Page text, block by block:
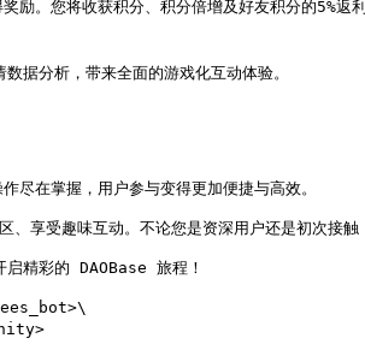
。您将收获积分、积分倍增及好友积分的5%返
据分析，带来全面的游戏化互动体验。
在掌握，用户参与变得更加便捷与高效。
受趣味互动。不论您是资深用户还是初次接
精彩的 DAOBase 旅程！